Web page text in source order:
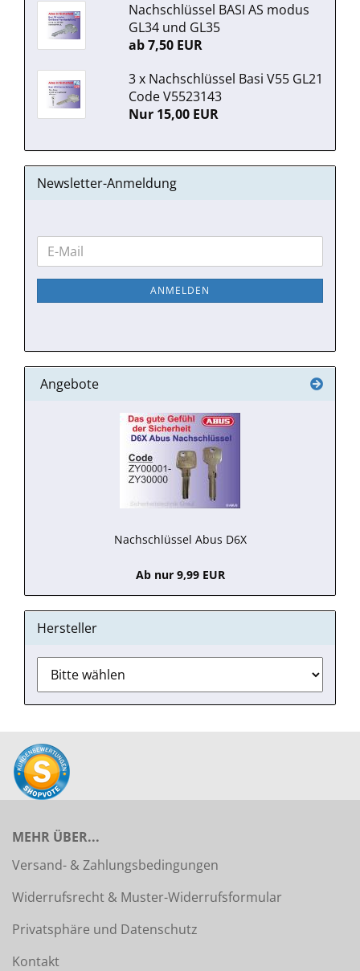
Nachschlüssel BASI AS modus
GL34 und GL35
ab 7,50 EUR
3 x Nachschlüssel Basi V55 GL21
Code V5523143
Nur 15,00 EUR
Newsletter-Anmeldung
WEITER
ZUR
NEWSLETTER-
E-
Mail
ANMELDEN
Angebote
Nachschlüssel Abus D6X
Ab nur 9,99 EUR
Hersteller
MEHR ÜBER...
Versand- & Zahlungsbedingungen
Widerrufsrecht & Muster-Widerrufsformular
Privatsphäre und Datenschutz
Kontakt